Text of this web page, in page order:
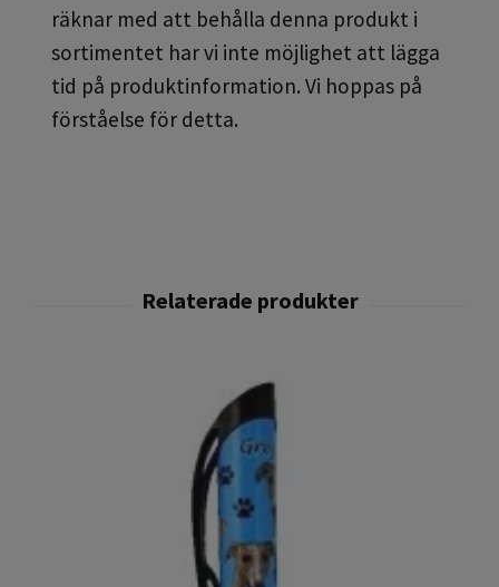
räknar med att behålla denna produkt i
sortimentet har vi inte möjlighet att lägga
tid på produktinformation. Vi hoppas på
förståelse för detta.